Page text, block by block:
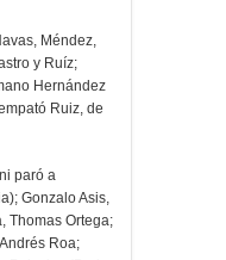
Méndez,
y Ruíz;
Hernández
Ruiz, de
paró a
Gonzalo Asis,
Thomas Ortega;
Roa;